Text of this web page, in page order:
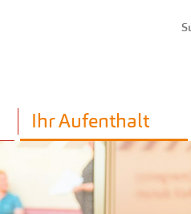
& Kompetenzen
Ihr Aufenthalt
Anmeldung und Empfang